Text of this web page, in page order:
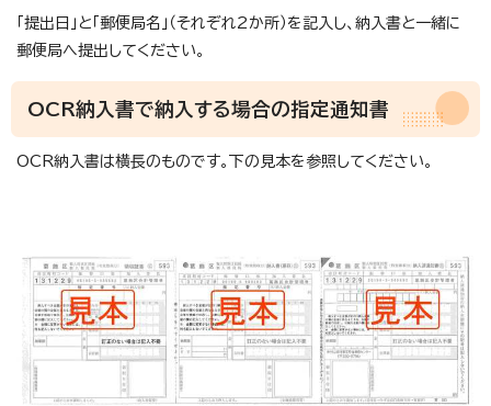
「提出日」と「郵便局名」（それぞれ2か所）を記入し、納入書と一緒に
郵便局へ提出してください。
OCR納入書で納入する場合の指定通知書
OCR納入書は横長のものです。下の見本を参照してください。